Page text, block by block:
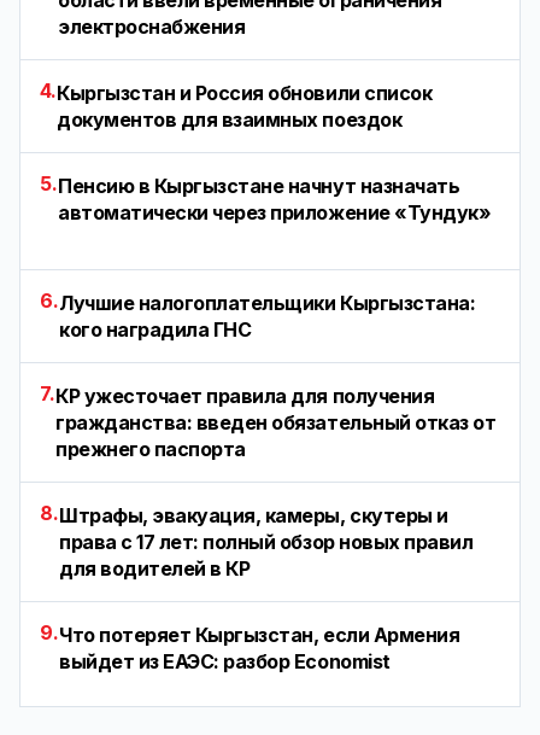
электроснабжения
4.Кыргызстан и Россия обновили список
документов для взаимных поездок
5.Пенсию в Кыргызстане начнут назначать
автоматически через приложение «Тундук»
6.Лучшие налогоплательщики Кыргызстана:
кого наградила ГНС
7.КР ужесточает правила для получения
гражданства: введен обязательный отказ от
прежнего паспорта
8.Штрафы, эвакуация, камеры, скутеры и
права с 17 лет: полный обзор новых правил
для водителей в КР
9.Что потеряет Кыргызстан, если Армения
выйдет из ЕАЭС: разбор Economist